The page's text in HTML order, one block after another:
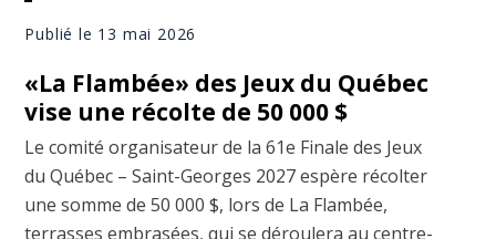
Publié le 13 mai 2026
«La Flambée» des Jeux du Québec
vise une récolte de 50 000 $
Le comité organisateur de la 61e Finale des Jeux
du Québec – Saint-Georges 2027 espère récolter
une somme de 50 000 $, lors de La Flambée,
terrasses embrasées, qui se déroulera au centre-